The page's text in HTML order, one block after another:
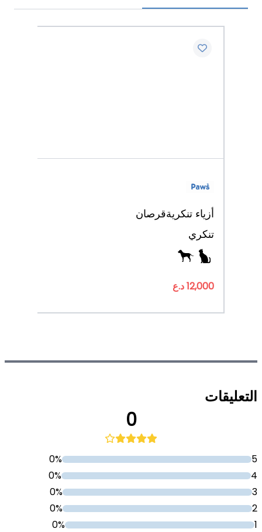
أزياء تنكريةقرصان
تنكري
12,000 د.ع
التعليقات
0
5
0%
4
0%
3
0%
2
0%
1
0%